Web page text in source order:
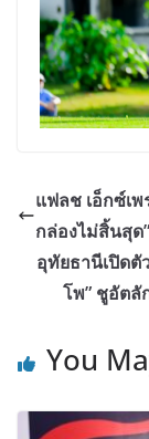
แฟลช เอ็กซ์เ
กล่องไม่สิ้นสุด”
อุทัยธานีเปิด
โพ” ชูอัตลั
You